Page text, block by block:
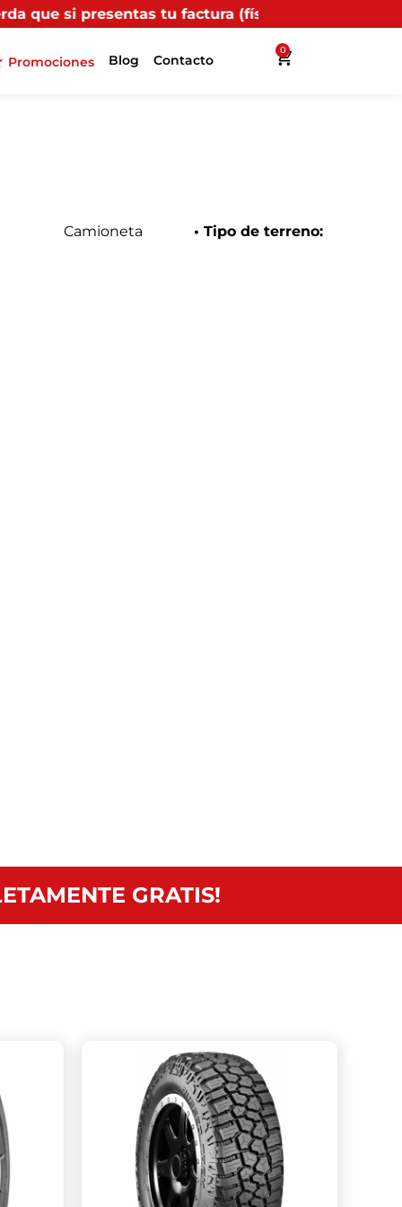
tu factura (física o digital) en uno de nuestros
Promociones Blog Contacto
0
Camioneta • Tipo de terreno:
GRATIS!